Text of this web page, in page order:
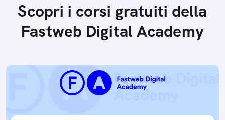
Scopri i corsi gratuiti della
Fastweb Digital Academy